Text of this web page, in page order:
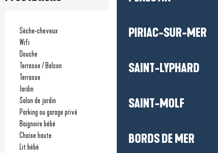
PIRIAC-SUR-MER
SAINT-LYPHARD
SAINT-MOLF
BORDS DE MER
Sèche-cheveux
Wifi
Douche
Terrasse / Balcon
Terrasse
Jardin
Salon de jardin
Parking ou garage privé
Baignoire bébé
Chaise haute
Lit bébé